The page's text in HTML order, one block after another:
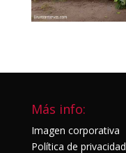
Más info:
Imagen corporativa
Política de privacidad